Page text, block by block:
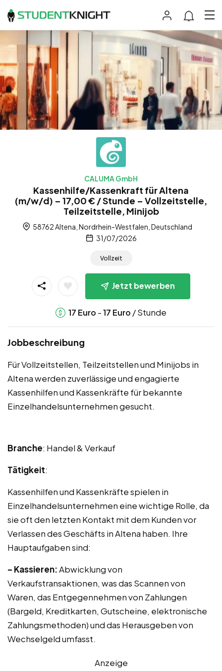
CALUMA GmbH
Kassenhilfe/Kassenkraft für Altena
(m/w/d) – 17,00 € / Stunde – Vollzeitstelle,
Teilzeitstelle, Minijob
58762 Altena, Nordrhein-Westfalen, Deutschland
31/07/2026
Vollzeit
Jetzt bewerben
17 Euro -17 Euro / Stunde
Jobbeschreibung
Für Vollzeitstellen, Teilzeitstellen und Minijobs in
Altena werden zuverlässige und engagierte
Kassenhilfen und Kassenkräfte für bekannte
Einzelhandelsunternehmen gesucht.
Branche: Handel & Verkauf
Tätigkeit:
Kassenhilfen und Kassenkräfte spielen in
Einzelhandelsunternehmen eine wichtige Rolle, da
sie oft den letzten Kontakt mit dem Kunden vor
Verlassen des Geschäfts in Altena haben. Ihre
Hauptaufgaben sind:
– Kassieren:Abwicklung von
Verkaufstransaktionen, was das Scannen von
Waren, das Entgegennehmen von Zahlungen
(Bargeld, Kreditkarten, Gutscheine, elektronische
Zahlungsmethoden) und das Herausgeben von
Wechselgeld umfasst.
Anzeige